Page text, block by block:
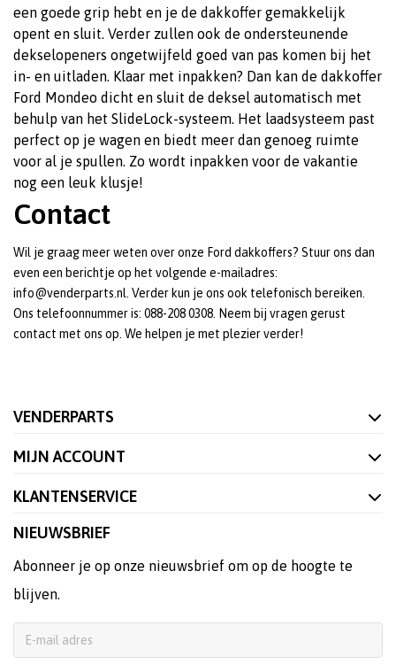
een goede grip hebt en je de dakkoffer gemakkelijk
opent en sluit. Verder zullen ook de ondersteunende
dekselopeners ongetwijfeld goed van pas komen bij het
in- en uitladen. Klaar met inpakken? Dan kan de dakkoffer
Ford Mondeo dicht en sluit de deksel automatisch met
behulp van het SlideLock-systeem. Het laadsysteem past
perfect op je wagen en biedt meer dan genoeg ruimte
voor al je spullen. Zo wordt inpakken voor de vakantie
nog een leuk klusje!
Contact
Wil je graag meer weten over onze Ford dakkoffers? Stuur ons dan
even een berichtje op het volgende e-mailadres:
info@venderparts.nl. Verder kun je ons ook telefonisch bereiken.
Ons telefoonnummer is: 088-208 0308. Neem bij vragen gerust
contact met ons op. We helpen je met plezier verder!
VENDERPARTS
MIJN ACCOUNT
KLANTENSERVICE
NIEUWSBRIEF
Abonneer je op onze nieuwsbrief om op de hoogte te
blijven.